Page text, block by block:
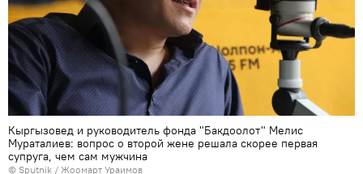
Кыргызовед и руководитель фонда "Бакдоолот" Мелис
Мураталиев: вопрос о второй жене решала скорее первая
супруга, чем сам мужчина
© Sputnik / Жоомарт Ураимов